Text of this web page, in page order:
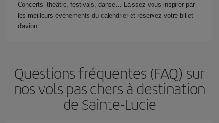
Concerts, théâtre, festivals, danse… Laissez-vous inspirer par
les meilleurs événements du calendrier et réservez votre billet
d'avion.
Questions fréquentes (FAQ) sur
nos vols pas chers à destination
de Sainte-Lucie